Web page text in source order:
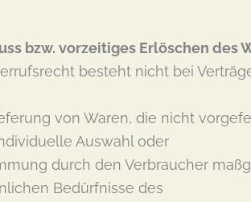
bzw. vorzeitiges Erlöschen des
besteht nicht bei
von Waren, die nicht
Auswahl oder
durch den Verbraucher
Bedürfnisse des